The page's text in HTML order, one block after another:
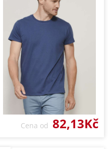
Cena od 82,13Kč